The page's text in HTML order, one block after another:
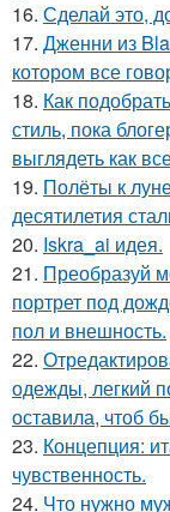
16. Сделай это,
17. Дженни из
котором все
18. Как
стиль, пока
выглядеть как
19. Полёты к
десятилетия
20. Iskra_ai идея.
21. Преобразуй
портрет под
пол и внешность.
22.
одежды, легкий
оставила, чтоб
23. Концепция:
чувственность.
24. Что нужно